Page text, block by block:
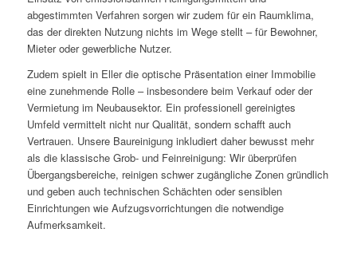
abgestimmten Verfahren sorgen wir zudem für ein Raumklima,
das der direkten Nutzung nichts im Wege stellt – für Bewohner,
Mieter oder gewerbliche Nutzer.
Zudem spielt in Eller die optische Präsentation einer Immobilie
eine zunehmende Rolle – insbesondere beim Verkauf oder der
Vermietung im Neubausektor. Ein professionell gereinigtes
Umfeld vermittelt nicht nur Qualität, sondern schafft auch
Vertrauen. Unsere Baureinigung inkludiert daher bewusst mehr
als die klassische Grob- und Feinreinigung: Wir überprüfen
Übergangsbereiche, reinigen schwer zugängliche Zonen gründlich
und geben auch technischen Schächten oder sensiblen
Einrichtungen wie Aufzugsvorrichtungen die notwendige
Aufmerksamkeit.